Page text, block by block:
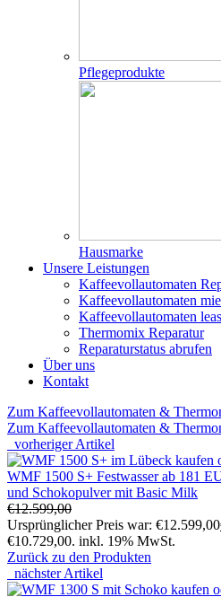
Pflegeprodukte
Hausmarke
Unsere Leistungen
Kaffeevollautomaten
Kaffeevollautomaten
Kaffeevollautomaten
Thermomix Reparatur
Reparaturstatus abrufen
Über uns
Kontakt
Zum Kaffeevollautomaten &
Zum Kaffeevollautomaten &
vorheriger Artikel
WMF 1500 S+ Festwasser ab 181
und Schokopulver mit Basic Milk
€12.599,00
Ursprünglicher Preis war: €12.599,00
€10.729,00. inkl. 19% MwSt.
Zurück zu den Produkten
nächster Artikel